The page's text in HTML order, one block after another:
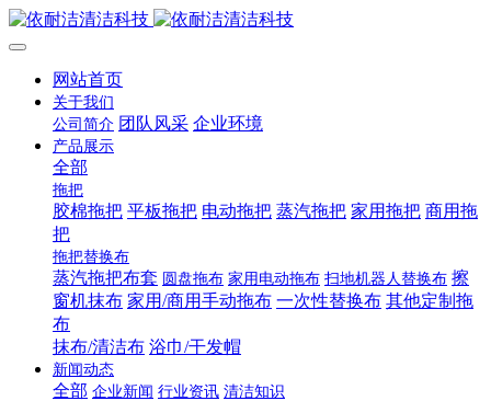
网站首页
关于我们
公司简介 团队风采 企业环境
产品展示
全部
拖把
胶棉拖把 平板拖把 电动拖把 蒸汽拖把 家用拖把 商用拖
把
拖把替换布
蒸汽拖把布套 圆盘拖布 家用电动拖布 扫地机器人替换布 擦
窗机抹布 家用/商用手动拖布 一次性替换布 其他定制拖
布
抹布/清洁布 浴巾/干发帽
新闻动态
全部 企业新闻 行业资讯 清洁知识